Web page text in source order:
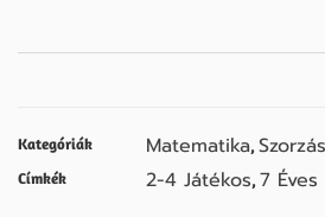
Kategóriák Matematika, Szorzás
Címkék 2-4 Játékos, 7